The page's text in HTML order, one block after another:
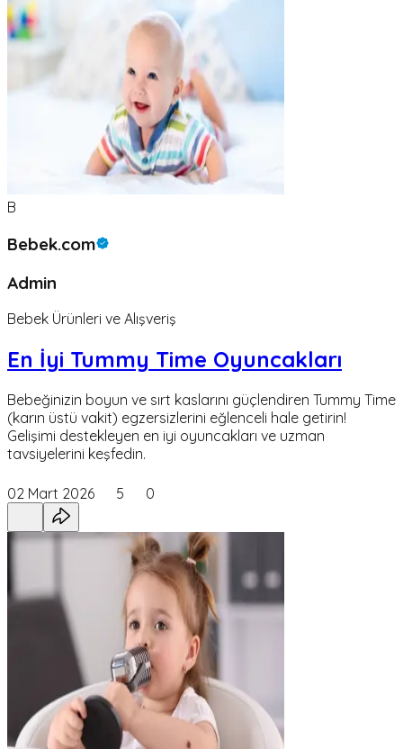
B
Bebek.com
Admin
Bebek Ürünleri ve Alışveriş
En İyi Tummy Time Oyuncakları
Bebeğinizin boyun ve sırt kaslarını güçlendiren Tummy Time
(karın üstü vakit) egzersizlerini eğlenceli hale getirin!
Gelişimi destekleyen en iyi oyuncakları ve uzman
tavsiyelerini keşfedin.
02 Mart 2026 5 0